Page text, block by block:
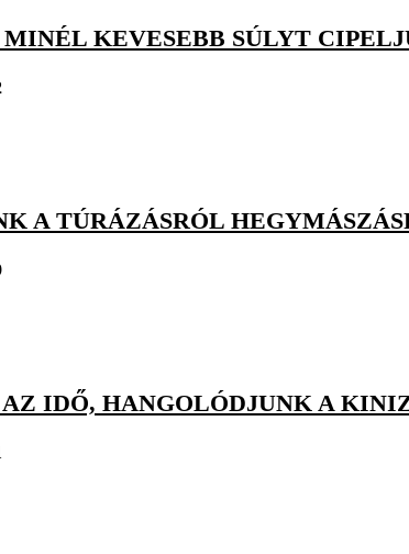
KEVESEBB SÚLYT
A TÚRÁZÁSRÓL
IDŐ, HANGOLÓDJUNK A